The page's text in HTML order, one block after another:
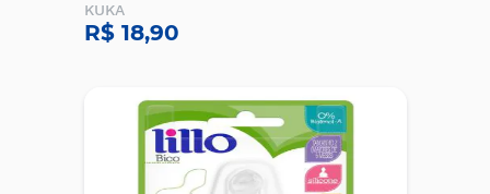
KUKA
R$ 18,90